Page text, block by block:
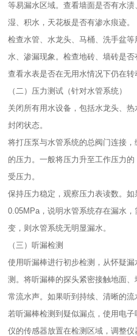
等易漏水区域。查看墙面是否有水
湿、积水，天花板是否有渗水痕迹。​
检查水管、水龙头、马桶、洗手盆
水、渗漏现象。检查地砖、墙砖是
查看水表是否在无用水情况下仍在转
（二）压力测试（针对水管系统）​
关闭所有用水设备，包括水龙头、
封闭状态。​
将打压泵与水管系统的总阀门连接
的压力。一般将压力升至工作压力
受压力。​
保持压力稳定，观察压力表读数。
0.05MPa，说明水管系统存在漏水
变，则水管系统无明显漏水。​
（三）听漏检测​
使用听漏棒进行初步检测，从怀疑
测。将听漏棒的探头紧密接触地面
常流水声。如果听到持续、清晰的流
若听漏棒检测到疑似漏点，使用电
仪的传感器放置在检测区域，调整